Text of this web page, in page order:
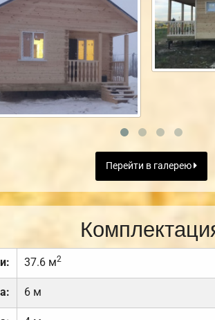
Перейти в галерею
37.6 м2
6 м